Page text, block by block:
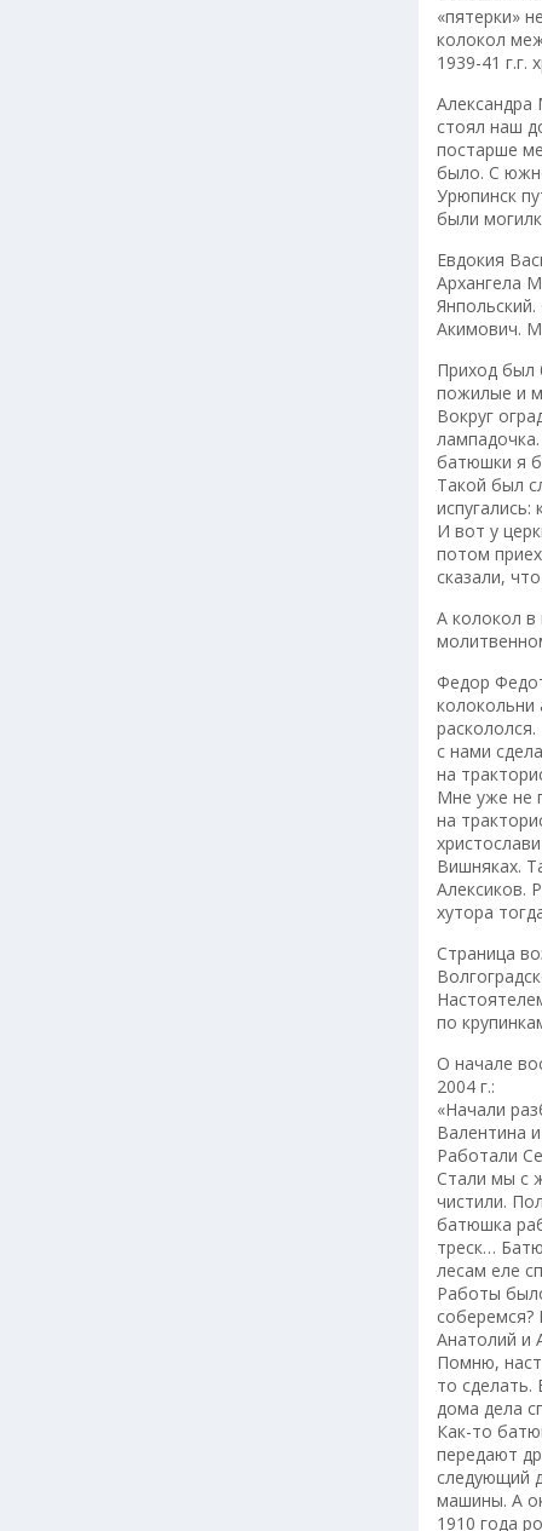
«пятерки»
колокол
1939-41 г.г.
Александра
стоял наш
постарше
было. С
Урюпинск
были
Евдокия
Архангела
Акимович.
Приход был
пожилые и
Вокруг
батюшки я
Такой был
И вот у
потом
сказали,
А колокол
Федор
колокольни
с нами
на
Мне уже не
на
Вишняках.
Алексиков.
хутора
Страница
по
О начале
2004 г.:
«Начали
Валентина
Работали
Стали мы с
чистили.
батюшка
треск…
лесам еле
Работы
Анатолий и
Помню,
то
дома дела
Как-то
передают
следующий
машины. А
1910 года